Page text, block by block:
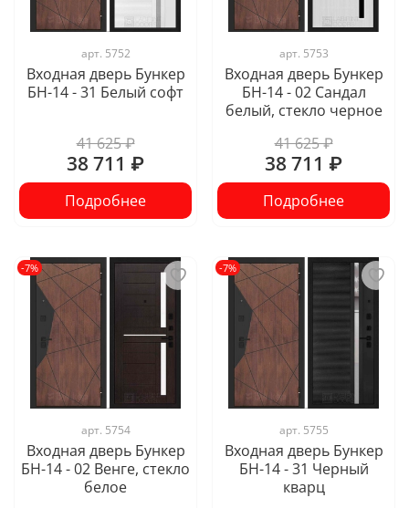
арт. 5752
Входная дверь Бункер
БН-14 - 31 Белый софт
41 625 ₽
38 711 ₽
Подробнее
арт. 5753
Входная дверь Бункер
БН-14 - 02 Сандал
белый, стекло черное
41 625 ₽
38 711 ₽
Подробнее
-7%
арт. 5754
Входная дверь Бункер
БН-14 - 02 Венге, стекло
белое
-7%
арт. 5755
Входная дверь Бункер
БН-14 - 31 Черный
кварц